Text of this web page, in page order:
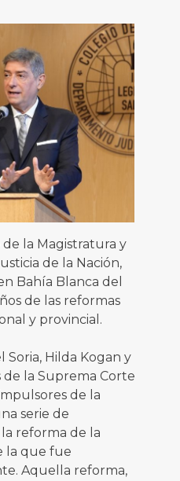
la Magistratura y
de la Nación,
Bahía Blanca del
de las reformas
y provincial.
Soria, Hilda Kogan y
la Suprema Corte
de la
serie de
la reforma de la
la que fue
Aquella reforma,